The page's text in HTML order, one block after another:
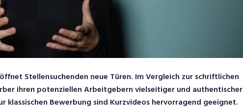
Stellensuchenden neue Türen. Im Vergleich zur schriftlichen
ihren potenziellen Arbeitgebern vielseitiger und authentischer
klassischen Bewerbung sind Kurzvideos hervorragend geeignet.